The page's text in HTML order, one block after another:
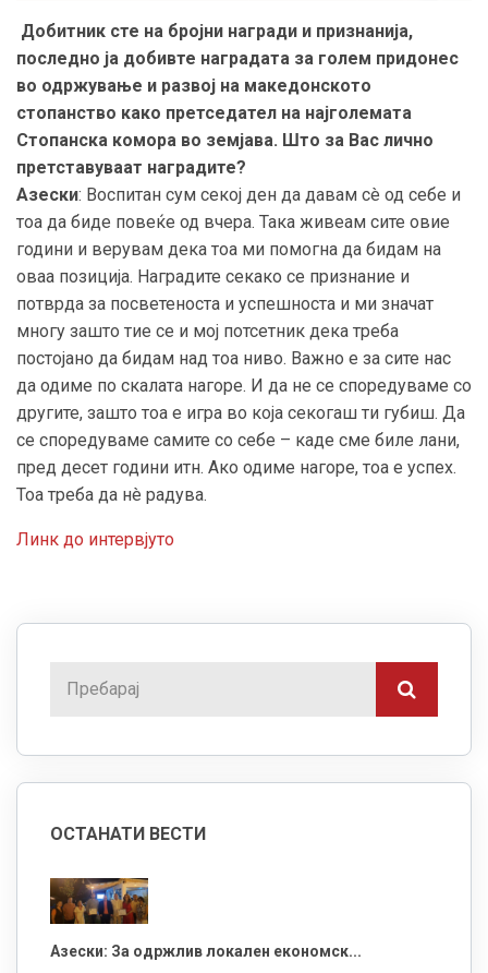
Добитник сте на бројни награди и признанија,
последно ја добивте наградата за голем придонес
во одржување и развој на македонското
стопанство како претседател на најголемата
Стопанска комора во земјава. Што за Вас лично
претставуваат наградите?
Азески: Воспитан сум секој ден да давам сè од себе и
тоа да биде повеќе од вчера. Така живеам сите овие
години и верувам дека тоа ми помогна да бидам на
оваа позиција. Наградите секако се признание и
потврда за посветеноста и успешноста и ми значат
многу зашто тие се и мој потсетник дека треба
постојано да бидам над тоа ниво. Важно е за сите нас
да одиме по скалата нагоре. И да не се споредуваме со
другите, зашто тоа е игра во која секогаш ти губиш. Да
се споредуваме самите со себе – каде сме биле лани,
пред десет години итн. Ако одиме нагоре, тоа е успех.
Тоа треба да нè радува.
Линк до интервјуто
ОСТАНАТИ ВЕСТИ
Азески: За одржлив локален економск...